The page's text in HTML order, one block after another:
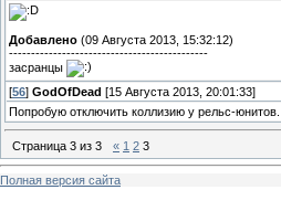
Добавлено (09 Августа 2013, 15:32:12)
---------------------------------------------
засранцы
[56] GodOfDead [15 Августа 2013, 20:01:33]
Попробую отключить коллизию у рельс-юнитов.
Страница 3 из 3 « 1 2 3
Полная версия сайта